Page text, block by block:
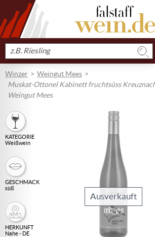
Produkt
suchen
Winzer
Weingut Mees
Muskat-Ottonel Kabinett fruchtsüss
Weingut Mees
KATEGORIE
Weißwein
GESCHMACK
süß
HERKUNFT
Nahe - DE
Ausverkauft